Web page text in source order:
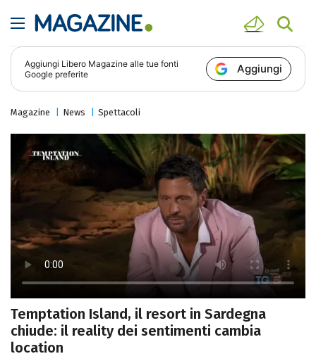
Aggiungi Libero Magazine alle tue fonti
Google preferite
Aggiungi
Magazine News Spettacoli
Temptation Island, il resort in Sardegna
chiude: il reality dei sentimenti cambia
location